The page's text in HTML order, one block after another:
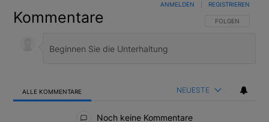
Kommentare FOLGE DIESER
FOLGEN
ANMELDEN REGISTRIEREN
ALLE KOMMENTARE NEUESTE
Noch keine Kommentare